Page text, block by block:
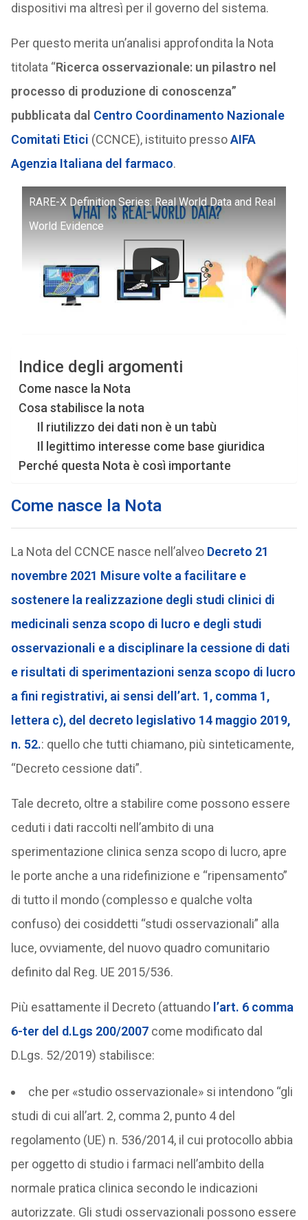
dispositivi ma altresì per il governo del sistema.
Per questo merita un’analisi approfondita la Nota
titolata “Ricerca osservazionale: un pilastro nel
processo di produzione di conoscenza”
pubblicata dal Centro Coordinamento Nazionale
Comitati Etici (CCNCE), istituito pressoAIFA
Agenzia Italiana del farmaco.
RARE-X Definition Series: Real World Data and Real
World Evidence
Indice degli argomenti
Come nasce la Nota
Cosa stabilisce la nota
Il riutilizzo dei dati non è un tabù
Il legittimo interesse come base giuridica
Perché questa Nota è così importante
Come nasce la Nota
La Nota del CCNCE nasce nell’alveo Decreto 21
novembre 2021 Misure volte a facilitare e
sostenere la realizzazione degli studi clinici di
medicinali senza scopo di lucro e degli studi
osservazionali e a disciplinare la cessione di dati
e risultati di sperimentazioni senza scopo di lucro
a fini registrativi, ai sensi dell’art. 1, comma 1,
lettera c), del decreto legislativo 14 maggio 2019,
n. 52.: quello che tutti chiamano, più sinteticamente,
“Decreto cessione dati”.
Tale decreto, oltre a stabilire come possono essere
ceduti i dati raccolti nell’ambito di una
sperimentazione clinica senza scopo di lucro, apre
le porte anche a una ridefinizione e “ripensamento”
di tutto il mondo (complesso e qualche volta
confuso) dei cosiddetti “studi osservazionali” alla
luce, ovviamente, del nuovo quadro comunitario
definito dal Reg. UE 2015/536.
Più esattamente il Decreto (attuando l’art. 6 comma
6-ter del d.Lgs 200/2007come modificato dal
D.Lgs. 52/2019) stabilisce:
che per «studio osservazionale» si intendono “gli
studi di cui all’art. 2, comma 2, punto 4 del
regolamento (UE) n. 536/2014, il cui protocollo abbia
per oggetto di studio i farmaci nell’ambito della
normale pratica clinica secondo le indicazioni
autorizzate. Gli studi osservazionali possono essere